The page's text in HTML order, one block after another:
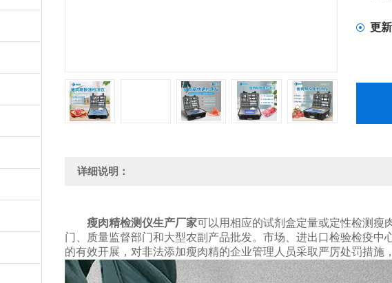
更
详细说明：
瘦肉精检测仪生产厂家可以用相应的试剂盒定量或定性检测瘦
门、质量监督部门和大型农副产品批发。市场、进出口检验检疫
的有效开展，对非法添加瘦肉精的企业管理人员采取严厉处罚措施